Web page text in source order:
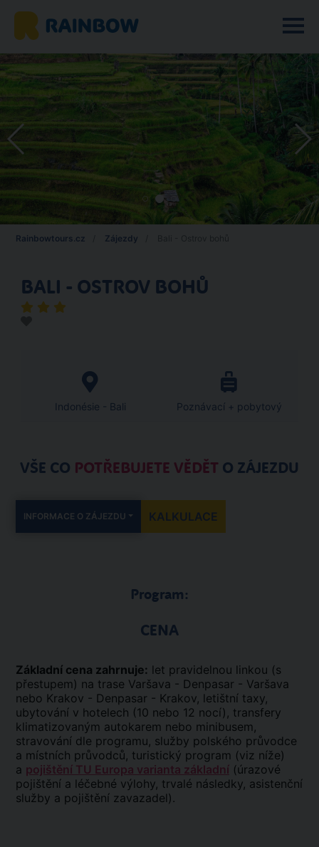
Rainbowtours.cz Zájezdy
BALI - OSTROV BOHŮ
Indonésie - Bali Poznávací + pobytový
VŠE CO POTŘEBUJETE VĚDĚT O ZÁJEZDU
INFORMACE O ZÁJEZDU KALKULACE
Program:
CENA
Základní cena zahrnuje: let pravidelnou linkou (s
přestupem) na trase Varšava - Denpasar - Varšava
nebo Krakov - Denpasar - Krakov, letištní taxy,
ubytování v hotelech (10 nebo 12 nocí), transfery
klimatizovaným autokarem nebo minibusem,
stravování dle programu, služby polského průvodce
a místních průvodců, turistický program (viz níže)
a pojištění TU Europa varianta základní (úrazové
pojištění a léčebné výlohy, trvalé následky, asistenční
služby a pojištění zavazadel).